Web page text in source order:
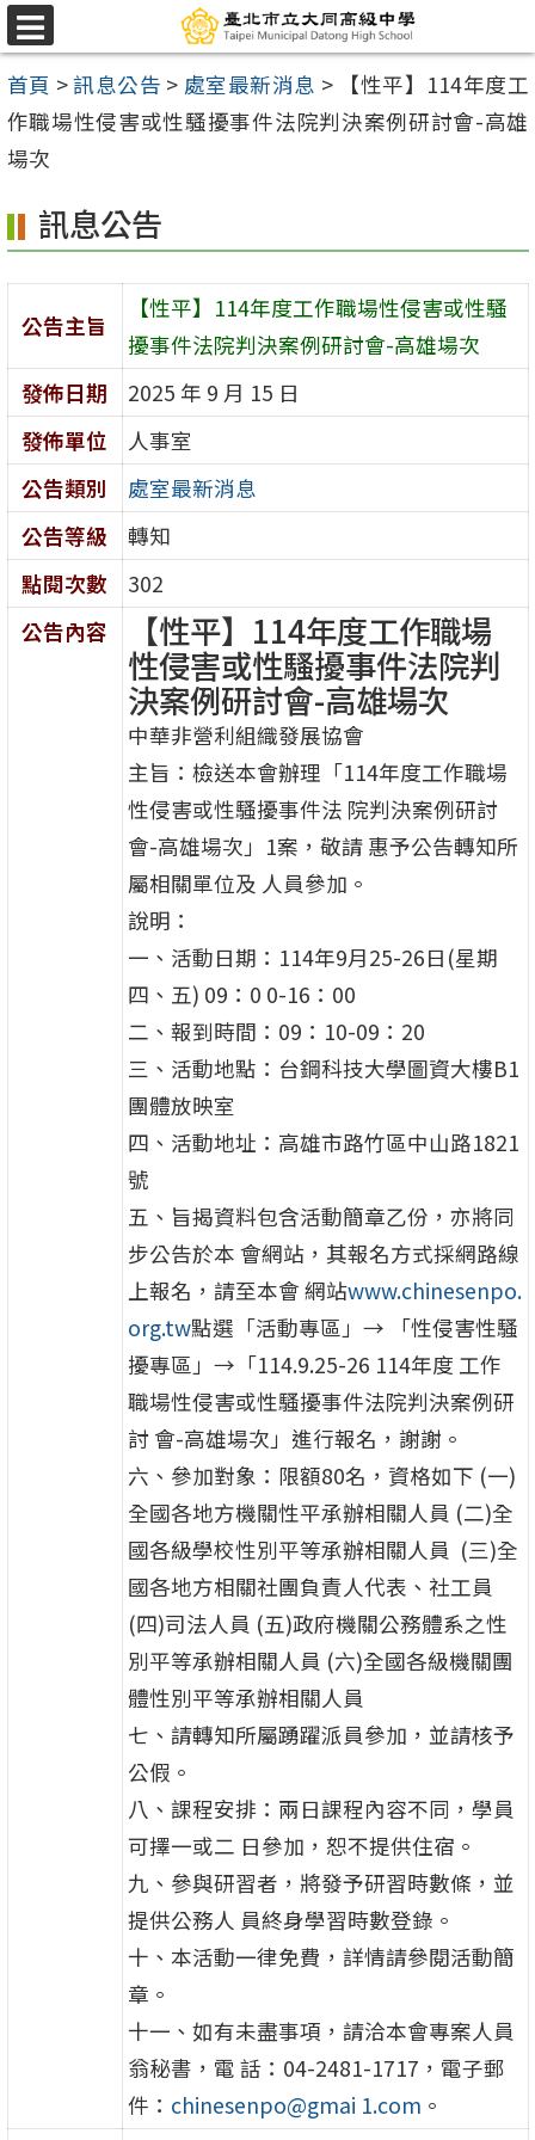
跳
至
主
要
內
區
選
單
首頁 >訊息公告 > 處室最新消息 >
【性平】114年度工
作職場性侵害或性騷擾事件法院判決案例研討會-高雄
場次
訊息公告
公告主旨
【性平】114年度工作職場性侵害或性騷
擾事件法院判決案例研討會-高雄場次
發佈日期
2025 年 9 月 15 日
發佈單位
人事室
公告類別
處室最新消息
公告等級
轉知
點閱次數
302
公告內容
【性平】114年度工作職場
性侵害或性騷擾事件法院判
決案例研討會-高雄場次
中華非營利組織發展協會
主旨：檢送本會辦理「114年度工作職場
性侵害或性騷擾事件法 院判決案例研討
會-高雄場次」1案，敬請 惠予公告轉知所
屬相關單位及 人員參加。
說明：
一、活動日期：114年9月25-26日(星期
四、五) 09：0 0-16：00
二、報到時間：09：10-09：20
三、活動地點：台鋼科技大學圖資大樓B1
團體放映室
四、活動地址：高雄市路竹區中山路1821
號
五、旨揭資料包含活動簡章乙份，亦將同
步公告於本 會網站，其報名方式採網路線
上報名，請至本會 網站www.chinesenpo.
org.tw點選「活動專區」→ 「性侵害性騷
擾專區」→「114.9.25-26 114年度 工作
職場性侵害或性騷擾事件法院判決案例研
討 會-高雄場次」進行報名，謝謝。
六、參加對象：限額80名，資格如下 (一)
全國各地方機關性平承辦相關人員 (二)全
國各級學校性別平等承辦相關人員 (三)全
國各地方相關社團負責人代表、社工員
(四)司法人員 (五)政府機關公務體系之性
別平等承辦相關人員 (六)全國各級機關團
體性別平等承辦相關人員
七、請轉知所屬踴躍派員參加，並請核予
公假。
八、課程安排：兩日課程內容不同，學員
可擇一或二 日參加，恕不提供住宿。
九、參與研習者，將發予研習時數條，並
提供公務人 員終身學習時數登錄。
十、本活動一律免費，詳情請參閱活動簡
章。
十一、如有未盡事項，請洽本會專案人員
翁秘書，電 話：04-2481-1717，電子郵
件： chinesenpo@gmai 1.com 。